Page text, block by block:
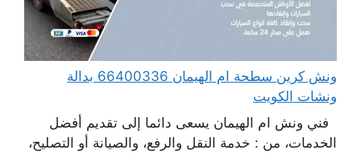
ونش كرين سطحة ام الهيمان 66400336 بدالة
ونشات الكويت
فني ونش ام الهيمان يسعى دائما إلى تقديم أفضل
الخدمات، من : خدمة النقل والرفع، والصيانة أو التصليح،